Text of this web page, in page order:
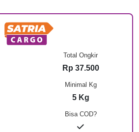
Bisa COD?
Total Ongkir
Rp 37.500
Minimal Kg
5 Kg